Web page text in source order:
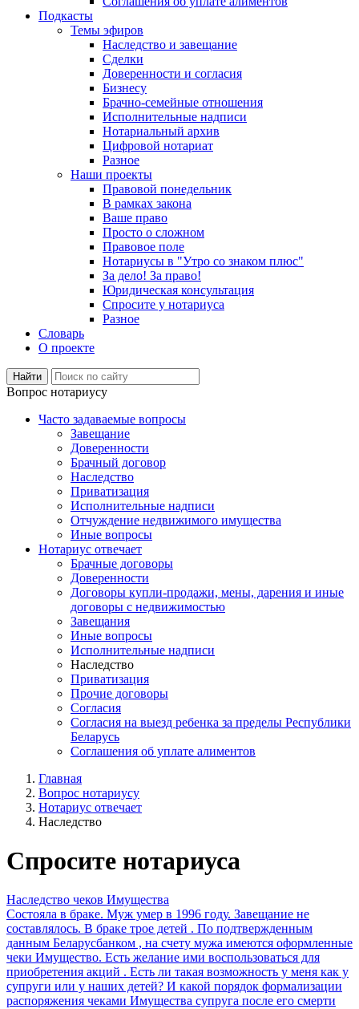
Подкасты
Темы эфиров
Наследство и завещание
Сделки
Доверенности и согласия
Бизнесу
Брачно-семейные отношения
Исполнительные надписи
Нотариальный архив
Цифровой нотариат
Разное
Наши проекты
Правовой понедельник
В рамках закона
Ваше право
Просто о сложном
Правовое поле
Нотариусы в "Утро со знаком плюс"
За дело! За право!
Юридическая консультация
Спросите у нотариуса
Разное
Словарь
О проекте
Вопрос нотариусу
Часто задаваемые вопросы
Завещание
Доверенности
Брачный договор
Наследство
Приватизация
Исполнительные надписи
Отчуждение недвижимого имущества
Иные вопросы
Нотариус отвечает
Брачные договоры
Доверенности
Договоры купли-продажи, мены, дарения и иные
договоры с недвижимостью
Завещания
Иные вопросы
Исполнительные надписи
Наследство
Приватизация
Прочие договоры
Согласия
Согласия на выезд ребенка за пределы Республики
Беларусь
Соглашения об уплате алиментов
Главная
Вопрос нотариусу
Нотариус отвечает
Наследство
Спросите нотариуса
Наследство чеков Имущества
Состояла в браке. Муж умер в 1996 году. Завещание не
составлялось. В браке трое детей . По подтвержденным
данным Беларусбанком , на счету мужа имеются оформленные
чеки Имущество. Есть желание ими воспользоваться для
приобретения акций . Есть ли такая возможность у меня как у
супруги или у наших детей? И какой порядок формализации
распоряжения чеками Имущества супруга после его смерти